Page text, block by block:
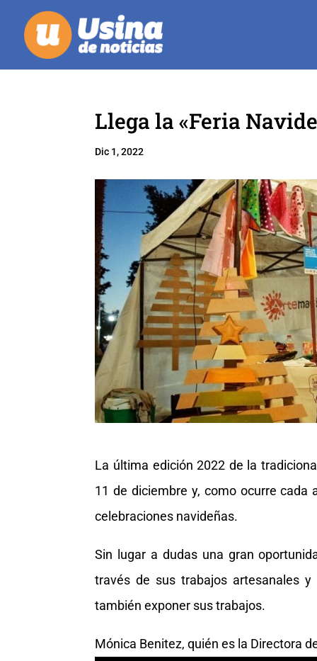
Llega la «Feria
Dic 1, 2022
La última edición 2022 de la
11 de diciembre y, como ocurre cada
celebraciones navideñas.
Sin lugar a dudas una gran
través de sus trabajos artesanales
también exponer sus trabajos.
Mónica Benitez, quién es la Directora